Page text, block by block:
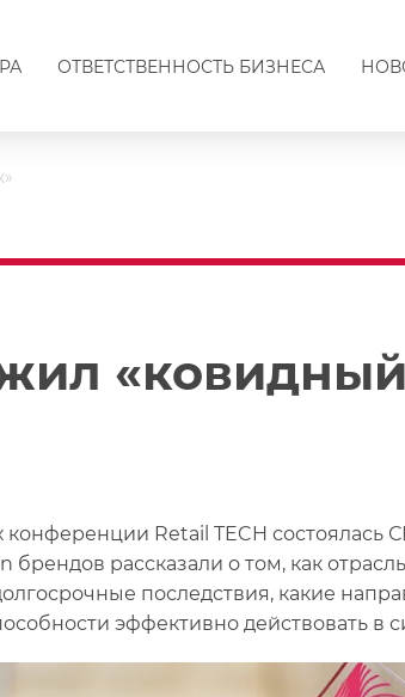
ОТВЕТСТВЕННОСТЬ БИЗНЕСА
конференции Retail TECH
брендов рассказали о том, как
последствия, какие
эффективно действовать в